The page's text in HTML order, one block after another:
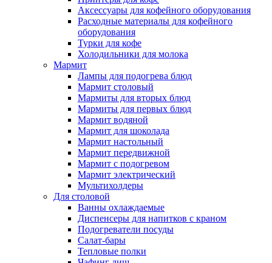
Аксессуары для кофейного оборудования
Расходные материалы для кофейного
оборудования
Турки для кофе
Холодильники для молока
Мармит
Лампы для подогрева блюд
Мармит столовый
Мармиты для вторых блюд
Мармиты для первых блюд
Мармит водяной
Мармит для шоколада
Мармит настольный
Мармит передвижной
Мармит с подогревом
Мармит электрический
Мультихолдеры
Для столовой
Ванны охлаждаемые
Диспенсеры для напитков с краном
Подогреватели посуды
Салат-бары
Тепловые полки